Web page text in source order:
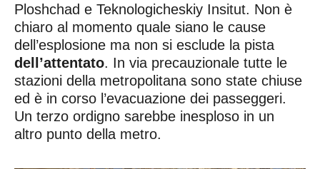
Ploshchad e Teknologicheskiy Insitut. Non è
chiaro al momento quale siano le cause
dell’esplosione ma non si esclude la pista
dell’attentato. In via precauzionale tutte le
stazioni della metropolitana sono state chiuse
ed è in corso l’evacuazione dei passeggeri.
Un terzo ordigno sarebbe inesploso in un
altro punto della metro.